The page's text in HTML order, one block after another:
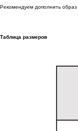
Рекомендуем дополнить образ
Таблица размеров